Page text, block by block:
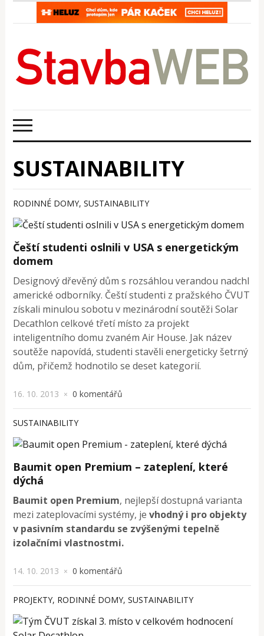
SUSTAINABILITY
RODINNÉ DOMY,SUSTAINABILITY
Čeští studenti oslnili v USA s energetickým
domem
Designový dřevěný dům s rozsáhlou verandou nadchl
americké odborníky. Čeští studenti z pražského ČVUT
získali minulou sobotu v mezinárodní soutěži Solar
Decathlon celkové třetí místo za projekt
inteligentního domu zvaném Air House. Jak název
soutěže napovídá, studenti stavěli energeticky šetrný
dům, přičemž hodnotilo se deset kategorií.
16. 10. 2013 × 0 komentářů
SUSTAINABILITY
Baumit open Premium – zateplení, které
dýchá
Baumit open Premium, nejlepší dostupná varianta
mezi zateplovacími systémy, jevhodný i pro objekty
v pasivním standardu se zvýšenými tepelně
izolačními vlastnostmi.
14. 10. 2013 × 0 komentářů
PROJEKTY, RODINNÉ DOMY,SUSTAINABILITY